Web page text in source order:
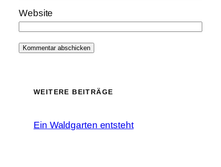
Website
WEITERE BEITRÄGE
Ein Waldgarten entsteht